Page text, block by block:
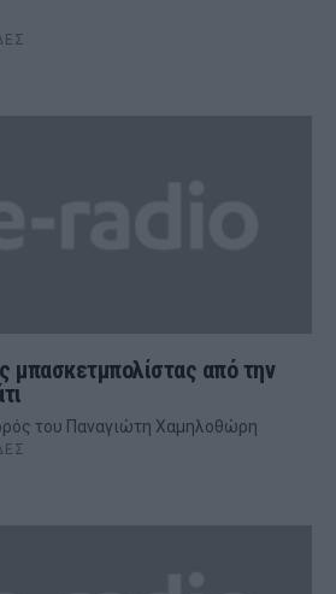
μπασκετμπολίστας από την
του Παναγιώτη Χαμηλοθώρη